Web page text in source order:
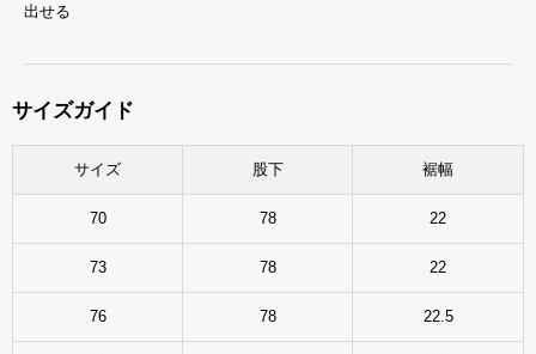
出せる
サイズガイド
サイズ 股下 裾幅
70 78 22
73 78 22
76 78 22.5